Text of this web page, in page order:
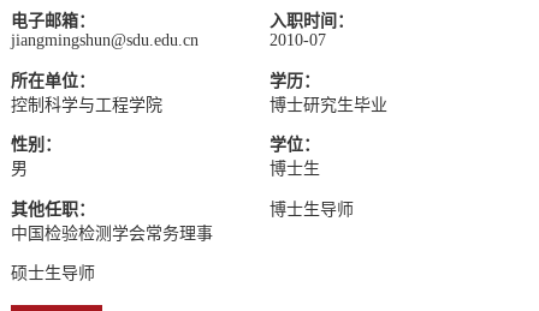
电子邮箱：
jiangmingshun@sdu.edu.cn
入职时间：
2010-07
所在单位：
控制科学与工程学院
学历：
博士研究生毕业
性别：
男
学位：
博士生
其他任职：
中国检验检测学会常务理事
博士生导师
硕士生导师